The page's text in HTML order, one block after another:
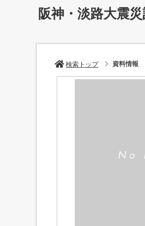
阪神・淡路大震
検索トップ 資料情報